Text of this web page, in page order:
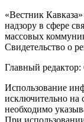
«Вестник
надзору в сфере
массовых
Свидетельство о
Главный
Использование
исключительно на
необходимо
При